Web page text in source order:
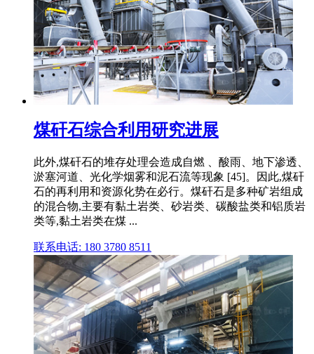
煤矸石综合利用研究进展
此外,煤矸石的堆存处理会造成自燃 、酸雨、地下渗透、
淤塞河道、光化学烟雾和泥石流等现象 [45]。因此,煤矸
石的再利用和资源化势在必行。煤矸石是多种矿岩组成
的混合物,主要有黏土岩类、砂岩类、碳酸盐类和铝质岩
类等,黏土岩类在煤 ...
联系电话: 180 3780 8511